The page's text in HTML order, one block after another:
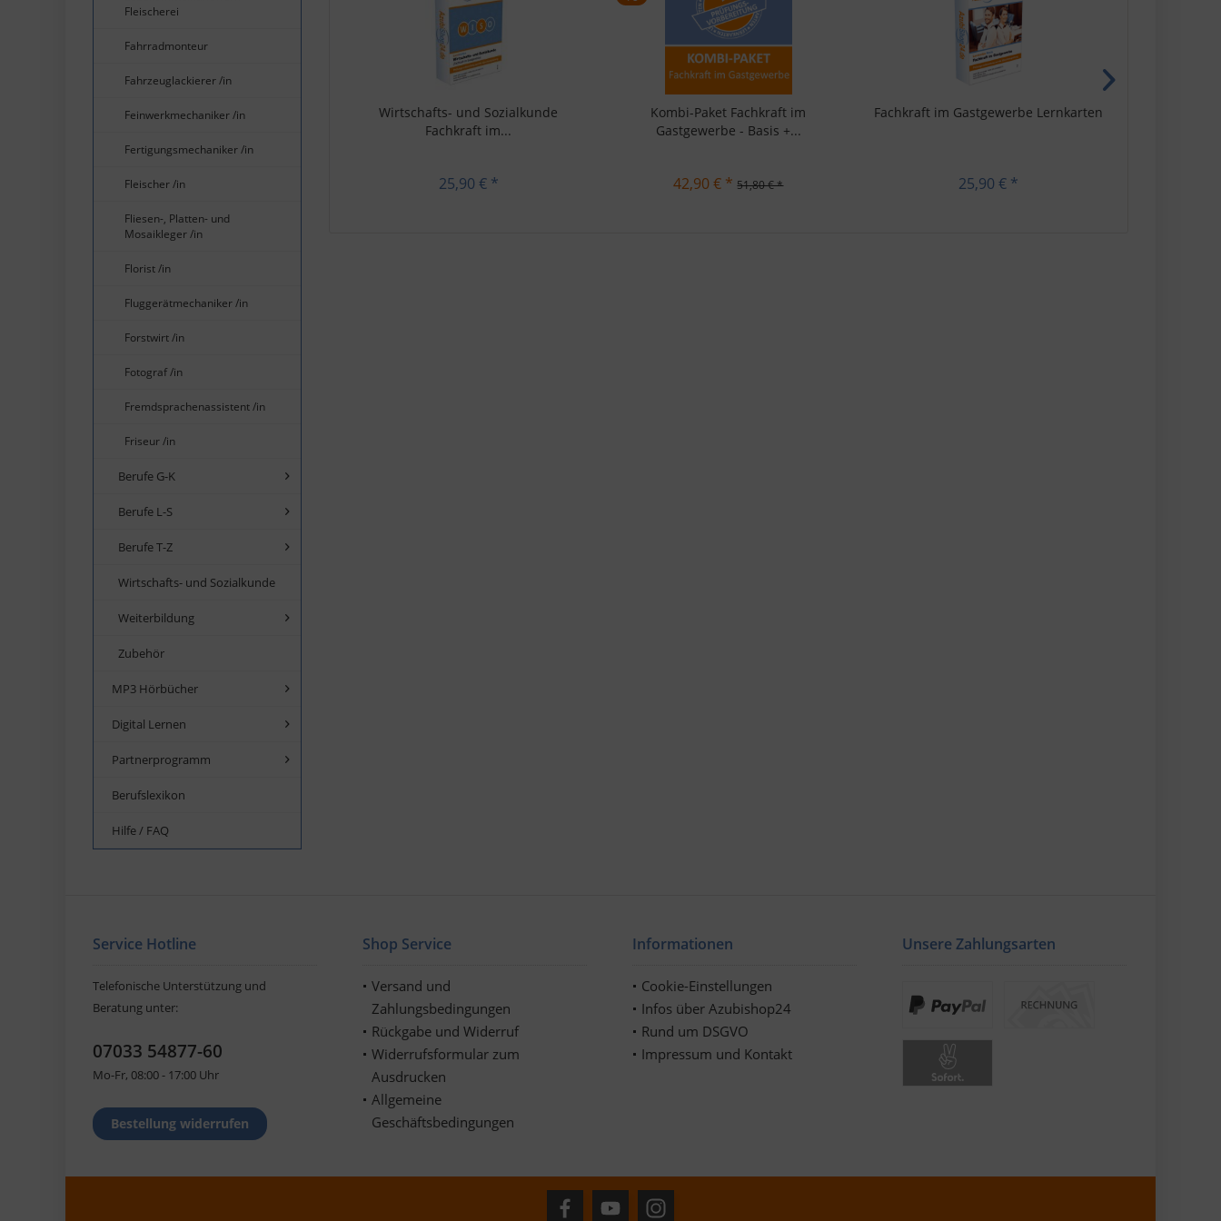
Fleischerei
Fahrradmonteur
Fahrzeuglackierer /in
Feinwerkmechaniker /in
Fertigungsmechaniker /in
Fleischer /in
Fliesen-, Platten- und
Mosaikleger /in
Florist /in
Fluggerätmechaniker /in
Forstwirt /in
Fotograf /in
Fremdsprachenassistent /in
Friseur /in
Berufe G-K
Berufe L-S
Berufe T-Z
Wirtschafts- und Sozialkunde
Weiterbildung
Zubehör
MP3 Hörbücher
Digital Lernen
Partnerprogramm
Berufslexikon
Hilfe / FAQ
Wirtschafts- und Sozialkunde
Fachkraft im...
25,90 € *
Kombi-Paket Fachkraft im
Gastgewerbe - Basis +...
42,90 € * 51,80 € *
Fachkraft im Gastgewerbe Lernkarten
25,90 € *
Service Hotline
Telefonische Unterstützung und
Beratung unter:
07033 54877-60
Mo-Fr, 08:00 - 17:00 Uhr
Bestellung widerrufen
Shop Service
Versand und
Zahlungsbedingungen
Rückgabe und Widerruf
Widerrufsformular zum
Ausdrucken
Allgemeine
Geschäftsbedingungen
Informationen
Cookie-Einstellungen
Infos über Azubishop24
Rund um DSGVO
Impressum und Kontakt
Unsere Zahlungsarten